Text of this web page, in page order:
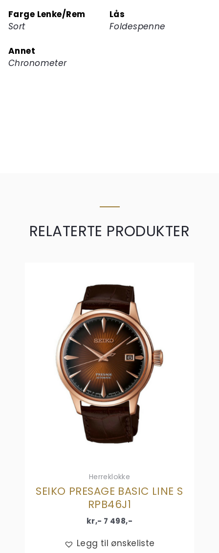
Farge Lenke/Rem
Sort
Lås
Foldespenne
Annet
Chronometer
RELATERTE PRODUKTER
Herreklokke
SEIKO PRESAGE BASIC LINE S
RPB46J1
kr,- 7 498,-
Legg til ønskeliste